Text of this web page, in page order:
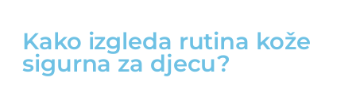
Kako izgleda rutina kože
sigurna za djecu?